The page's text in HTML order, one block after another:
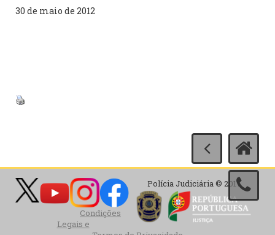
30 de maio de 2012
Polícia Judiciária © 2017
Condições
Legais e